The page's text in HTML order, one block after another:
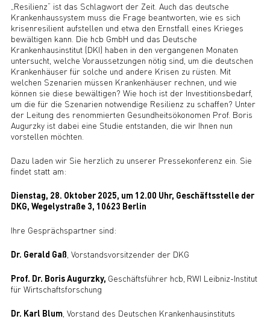
„Resilienz“ ist das Schlagwort der Zeit. Auch das deutsche
Krankenhaussystem muss die Frage beantworten, wie es sich
krisenresilient aufstellen und etwa den Ernstfall eines Krieges
bewältigen kann. Die hcb GmbH und das Deutsche
Krankenhausinstitut (DKI) haben in den vergangenen Monaten
untersucht, welche Voraussetzungen nötig sind, um die deutschen
Krankenhäuser für solche und andere Krisen zu rüsten. Mit
welchen Szenarien müssen Krankenhäuser rechnen, und wie
können sie diese bewältigen? Wie hoch ist der Investitionsbedarf,
um die für die Szenarien notwendige Resilienz zu schaffen? Unter
der Leitung des renommierten Gesundheitsökonomen Prof. Boris
Augurzky ist dabei eine Studie entstanden, die wir Ihnen nun
vorstellen möchten.
Dazu laden wir Sie herzlich zu unserer Pressekonferenz ein. Sie
findet statt am:
Dienstag, 28. Oktober 2025, um 12.00 Uhr, Geschäftsstelle der
DKG, Wegelystraße 3, 10623 Berlin
Ihre Gesprächspartner sind:
Dr. Gerald Gaß , Vorstandsvorsitzender der DKG
Prof. Dr. Boris Augurzky, Geschäftsführer hcb, RWI Leibniz-Institut
für Wirtschaftsforschung
Dr. Karl Blum, Vorstand des Deutschen Krankenhausinstituts